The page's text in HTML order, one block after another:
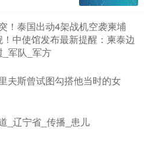
！泰国出动4架战机空袭柬埔
中使馆发布最新提醒：柬泰边
军队_军方
夫斯曾试图勾搭他当时的女
_辽宁省_传播_患儿